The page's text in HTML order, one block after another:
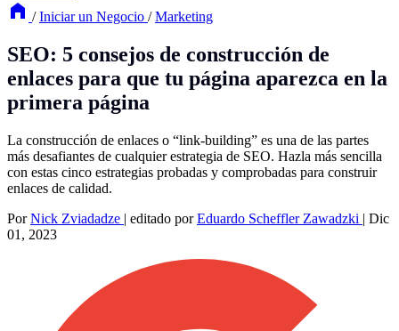
/ Iniciar un Negocio / Marketing
SEO: 5 consejos de construcción de
enlaces para que tu página aparezca en la
primera página
La construcción de enlaces o “link-building” es una de las partes
más desafiantes de cualquier estrategia de SEO. Hazla más sencilla
con estas cinco estrategias probadas y comprobadas para construir
enlaces de calidad.
PorNick Zviadadze | editado porEduardo Scheffler Zawadzki | Dic
01, 2023